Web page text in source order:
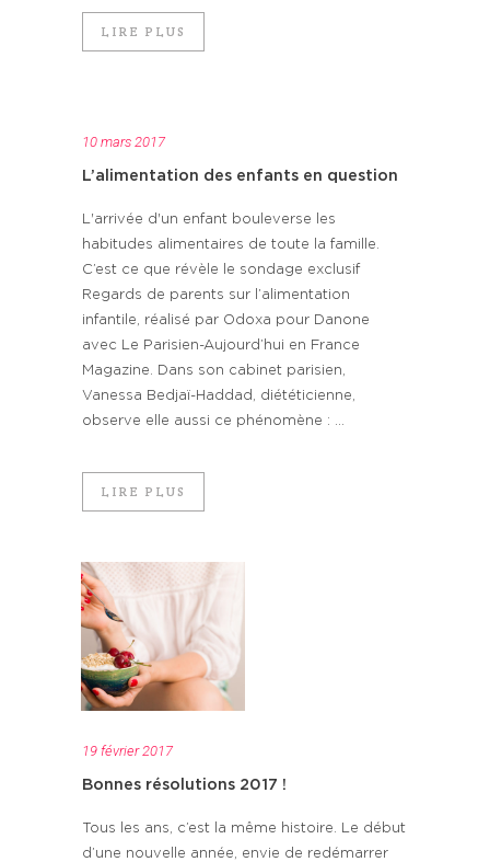
LIRE PLUS
10 mars 2017
L’alimentation des enfants en question
L'arrivée d'un enfant bouleverse les
habitudes alimentaires de toute la famille.
C’est ce que révèle le sondage exclusif
Regards de parents sur l’alimentation
infantile, réalisé par Odoxa pour Danone
avec Le Parisien-Aujourd’hui en France
Magazine. Dans son cabinet parisien,
Vanessa Bedjaï-Haddad, diététicienne,
observe elle aussi ce phénomène : ...
LIRE PLUS
19 février 2017
Bonnes résolutions 2017 !
Tous les ans, c’est la même histoire. Le début
d’une nouvelle année, envie de redémarrer